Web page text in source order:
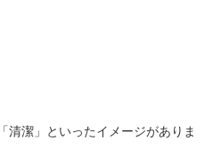
清潔」といったイメージがありま